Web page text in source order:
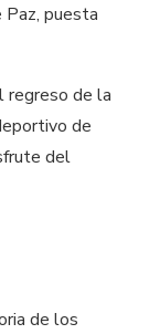
Paz, puesta
regreso de la
de
del
de los